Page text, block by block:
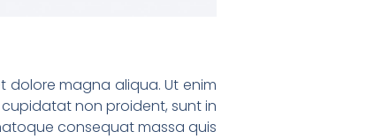
dolore magna aliqua. Ut enim
non proident, sunt in
consequat massa quis